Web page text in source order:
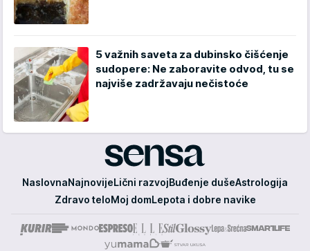
5 važnih saveta za dubinsko čišćenje
sudopere: Ne zaboravite odvod, tu se
najviše zadržavaju nečistoće
Sensa
NaslovnaNajnovijeLični razvojBuđenje dušeAstrologija
Zdravo teloMoj domLepota i dobre navike